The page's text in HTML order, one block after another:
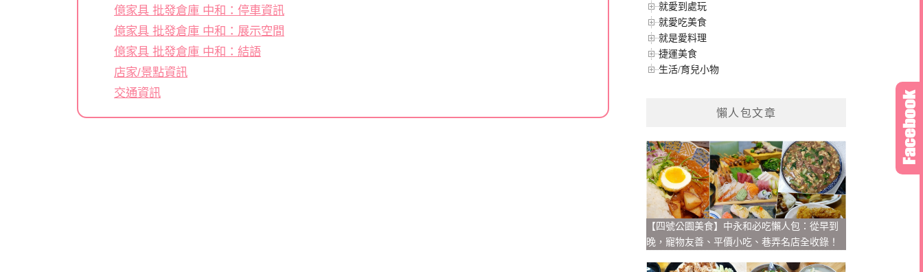
億家具 批發倉庫 中和：停車資訊
億家具 批發倉庫 中和：展示空間
億家具 批發倉庫 中和：結語
店家/景點資訊
交通資訊
就愛到處玩
就愛吃美食
就是愛料理
捷運美食
生活/育兒小物
懶人包文章
【四號公園美食】中永和必吃懶人包：從早到
晚，寵物友善、平價小吃、巷弄名店全收錄！